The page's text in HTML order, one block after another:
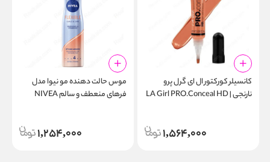
کانسیلر کورکتور ال ای گرل پرو
نارنجی | LA Girl PRO.Conceal HD
1,564,000
موس حالت‌ دهنده مو نیوا مدل
فرهای منعطف و سالم NIVEA
1,254,000